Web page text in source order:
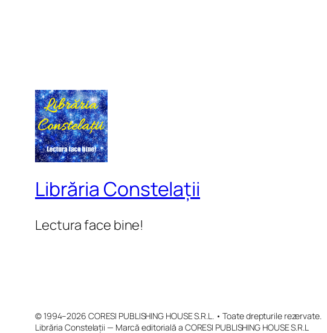
Librăria Constelații
Lectura face bine!
© 1994–2026 CORESI PUBLISHING HOUSE S.R.L. • Toate drepturile rezervate.
Librăria Constelații — Marcă editorială a CORESI PUBLISHING HOUSE S.R.L